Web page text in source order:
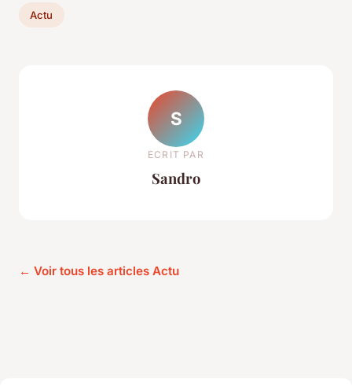
Actu
S
ECRIT PAR
Sandro
← Voir tous les articles Actu